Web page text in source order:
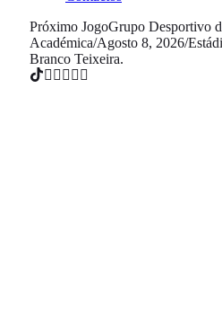
Próximo JogoGrupo Desportivo
Académica/Agosto 8, 2026/
Branco Teixeira.